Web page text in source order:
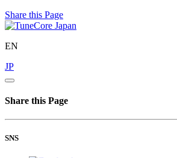
Share this Page
EN
JP
Share this Page
SNS